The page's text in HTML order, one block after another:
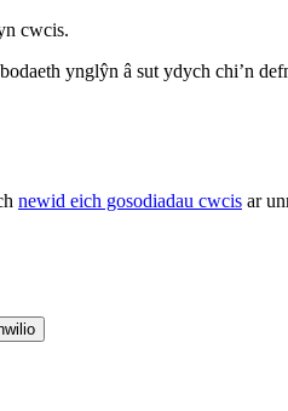
cwcis.
ynglŷn â sut ydych chi’n
newid eich gosodiadau cwcis ar